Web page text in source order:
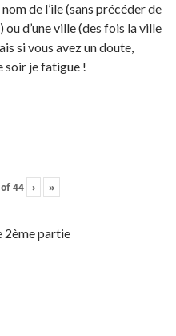
de l’ile (sans précéder de
d’une ville (des fois la ville
si vous avez un doute,
soir je fatigue !
of44 › »
2ème partie